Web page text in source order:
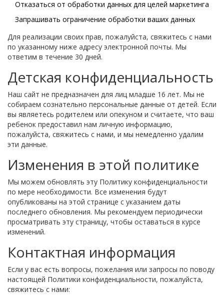
Отказаться от обработки данных для целей маркетинга
Запрашивать ограничение обработки ваших данных
Для реализации своих прав, пожалуйста, свяжитесь с нами
по указанному ниже адресу электронной почты. Мы
ответим в течение 30 дней.
Детская конфиденциальность
Наш сайт не предназначен для лиц младше 16 лет. Мы не
собираем сознательно персональные данные от детей. Если
вы являетесь родителем или опекуном и считаете, что ваш
ребенок предоставил нам личную информацию,
пожалуйста, свяжитесь с нами, и мы немедленно удалим
эти данные.
Изменения в этой политике
Мы можем обновлять эту Политику конфиденциальности
по мере необходимости. Все изменения будут
опубликованы на этой странице с указанием даты
последнего обновления. Мы рекомендуем периодически
просматривать эту страницу, чтобы оставаться в курсе
изменений.
Контактная информация
Если у вас есть вопросы, пожелания или запросы по поводу
настоящей Политики конфиденциальности, пожалуйста,
свяжитесь с нами: